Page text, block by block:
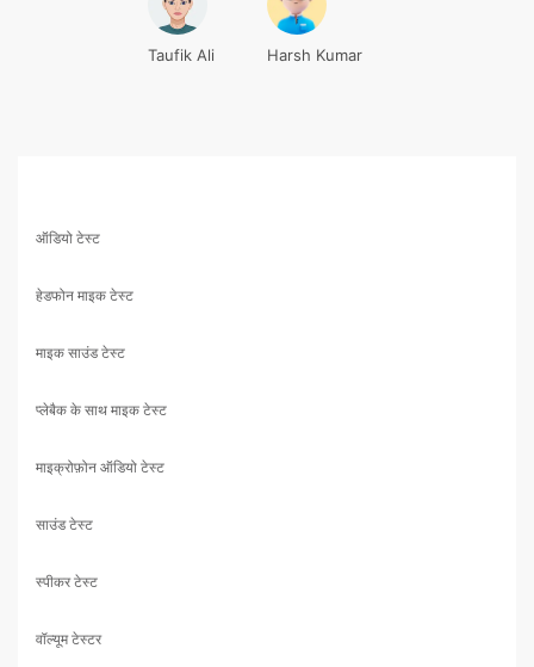
Taufik Ali Harsh Kumar
ऑडियो टेस्ट
हेडफोन माइक टेस्ट
माइक साउंड टेस्ट
प्लेबैक के साथ माइक टेस्ट
माइक्रोफ़ोन ऑडियो टेस्ट
साउंड टेस्ट
स्पीकर टेस्ट
वॉल्यूम टेस्टर